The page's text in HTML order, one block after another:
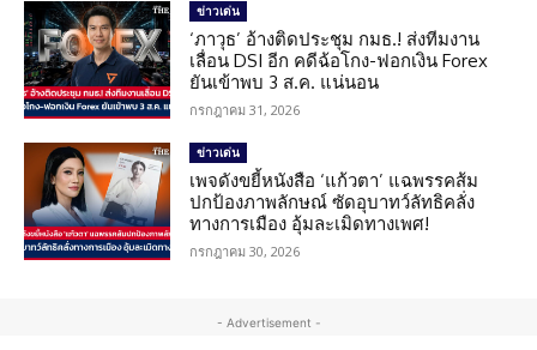
ข่าวเด่น
‘ภาวุธ’ อ้างติดประชุม กมธ.! ส่งทีมงาน
เลื่อน DSI อีก คดีฉ้อโกง-ฟอกเงิน Forex
ยันเข้าพบ 3 ส.ค. แน่นอน
กรกฎาคม 31, 2026
ข่าวเด่น
เพจดังขยี้หนังสือ ‘แก้วตา’ แฉพรรคส้ม
ปกป้องภาพลักษณ์ ซัดอุบาทว์ลัทธิคลั่ง
ทางการเมือง อุ้มละเมิดทางเพศ!
กรกฎาคม 30, 2026
- Advertisement -